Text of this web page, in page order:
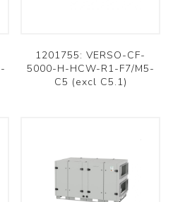
1201755: VERSO-CF-
5000-H-HCW-R1-F7/M5-
C5 (excl C5.1)